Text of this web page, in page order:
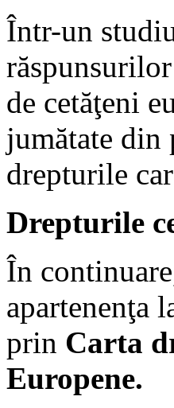
Într-un
de cetăţeni
jumătate din
drepturile
Drepturile
În
apartenenţa
prin Carta
Europene.